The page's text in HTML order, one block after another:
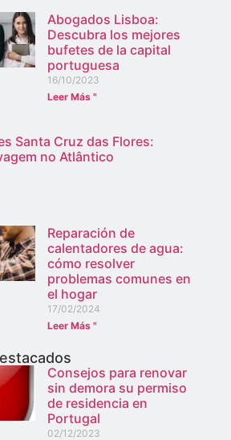
Abogados Lisboa:
Descubra los mejores
bufetes de la capital
portuguesa
16/10/2023
Leer Más "
Santa Cruz das Flores:
no Atlântico
Reparación de
calentadores de agua:
cómo resolver
problemas comunes en
el hogar
17/02/2024
Leer Más "
Consejos para renovar
sin demora su permiso
de residencia en
Portugal
02/12/2023